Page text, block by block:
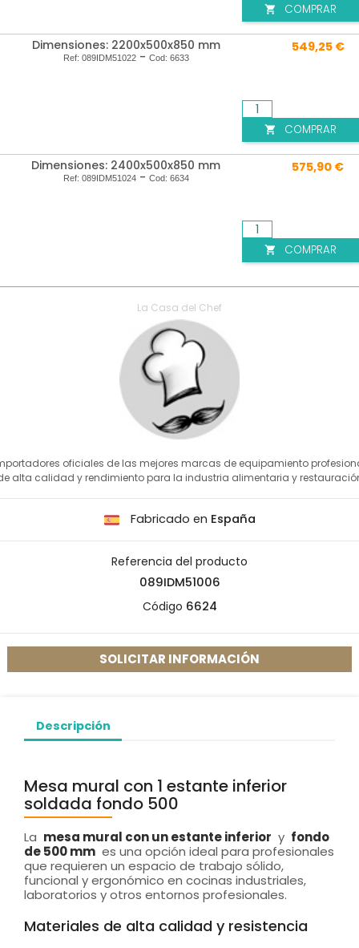
La Casa del Chef
oficiales de las mejores marcas de equipamiento
alta calidad y rendimiento para la industria alimentaria y
Fabricado en España
Referencia del producto
089IDM51006
Código 6624
SOLICITAR INFORMACIÓN
 COMPRAR
Dimensiones: 2200x500x850 mm
Ref: 089IDM51022- Cod: 6633
549,25 €
 COMPRAR
Dimensiones: 2400x500x850 mm
Ref: 089IDM51024- Cod: 6634
575,90 €
 COMPRAR
Descripción
Mesa mural con 1 estante inferior
soldada fondo 500
La mesa mural con un estante inferior y fondo
de 500 mm es una opción ideal para profesionales
que requieren un espacio de trabajo sólido,
funcional y ergonómico en cocinas industriales,
laboratorios y otros entornos profesionales.
Materiales de alta calidad y resistencia